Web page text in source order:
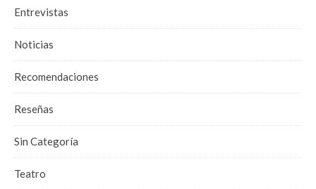
Entrevistas
Noticias
Recomendaciones
Reseñas
Sin Categoría
Teatro